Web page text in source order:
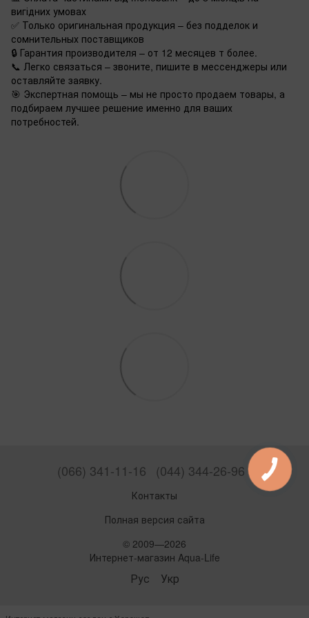
вигідних умовах
✅ Только оригинальная продукция – без подделок и
сомнительных поставщиков
🔒 Гарантия производителя – от 12 месяцев т более.
📞 Легко связаться – звоните, пишите в мессенджеры или
оставляйте заявку.
🎯 Экспертная помощь – мы не просто продаем товары, а
подбираем лучшее решение именно для ваших
потребностей.
(066) 341-11-16 (044) 344-26-96
Контакты
Полная версия сайта
© 2009—2026
Интернет-магазин Aqua-Life
Рус Укр